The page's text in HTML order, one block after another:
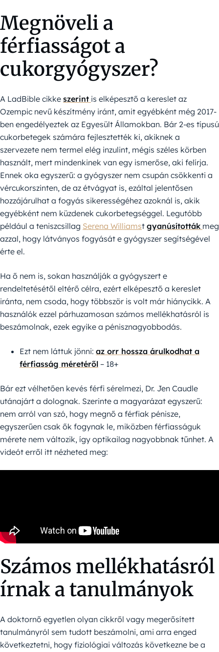
Megnöveli a
férfiasságot a
cukorgyógyszer?
A LadBible cikke szerint is elképesztő a kereslet az
Ozempic nevű készítmény iránt, amit egyébként még 2017-
ben engedélyeztek az Egyesült Államokban. Bár 2-es típusú
cukorbetegek számára fejlesztették ki, akiknek a
szervezete nem termel elég inzulint, mégis széles körben
használt, mert mindenkinek van egy ismerőse, aki felírja.
Ennek oka egyszerű: a gyógyszer nem csupán csökkenti a
vércukorszinten, de az étvágyat is, ezáltal jelentősen
hozzájárulhat a fogyás sikerességéhez azoknál is, akik
egyébként nem küzdenek cukorbetegséggel. Legutóbb
például a teniszcsillag Serena Williamst gyanúsították meg
azzal, hogy látványos fogyását e gyógyszer segítségével
érte el.
Ha ő nem is, sokan használják a gyógyszert e
rendeltetésétől eltérő célra, ezért elképesztő a kereslet
iránta, nem csoda, hogy többször is volt már hiánycikk. A
használók ezzel párhuzamosan számos mellékhatásról is
beszámolnak, ezek egyike a pénisznagyobbodás.
Ezt nem láttuk jönni: az orr hossza árulkodhat a
férfiasság méretéről – 18+
Bár ezt vélhetően kevés férfi sérelmezi, Dr. Jen Caudle
utánajárt a dolognak. Szerinte a magyarázat egyszerű:
nem arról van szó, hogy megnő a férfiak pénisze,
egyszerűen csak ők fogynak le, miközben férfiasságuk
mérete nem változik, így optikailag nagyobbnak tűnhet. A
videót erről itt nézheted meg:
Számos mellékhatásról
írnak a tanulmányok
A doktornő egyetlen olyan cikkről vagy megerősített
tanulmányról sem tudott beszámolni, ami arra enged
következtetni, hogy fiziológiai változás következne be a